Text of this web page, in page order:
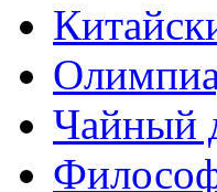
Чайный